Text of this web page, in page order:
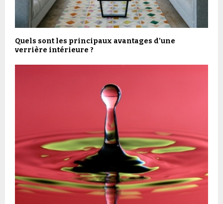
Quels sont les principaux avantages d’une
verrière intérieure ?